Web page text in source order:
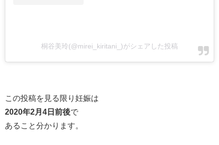
桐谷美玲(@mirei_kiritani_)がシェアした投稿
この投稿を見る限り妊娠は
2020年2月4日前後で
あること分かります。